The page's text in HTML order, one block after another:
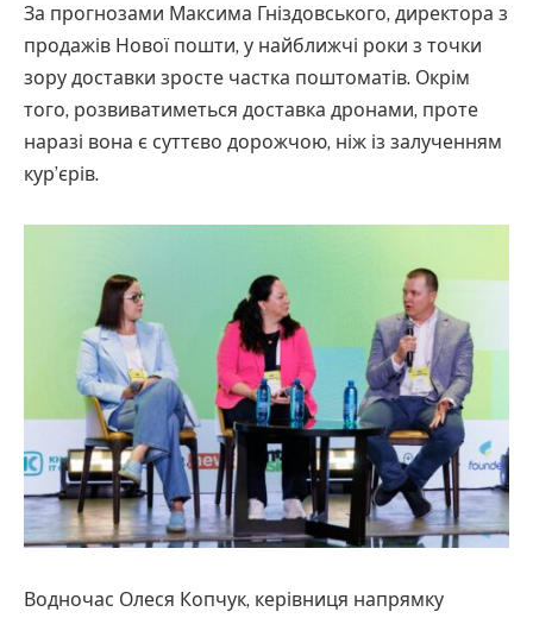
За прогнозами Максима Гніздовського, директора з
продажів Нової пошти, у найближчі роки з точки
зору доставки зросте частка поштоматів. Окрім
того, розвиватиметься доставка дронами, проте
наразі вона є суттєво дорожчою, ніж із залученням
кур’єрів.
Водночас Олеся Копчук, керівниця напрямку